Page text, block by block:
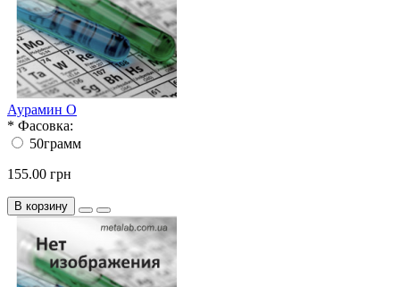
Аурамин О
* Фасовка:
50грамм
155.00 грн
В корзину